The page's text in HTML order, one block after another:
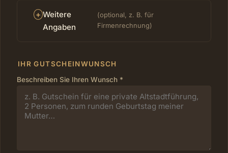
+ Weitere
Angaben
(optional, z. B. für
Firmenrechnung)
IHR GUTSCHEINWUNSCH
Beschreiben Sie Ihren Wunsch *